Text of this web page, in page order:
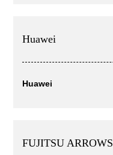
Huawei
Huawei
FUJITSU ARROWS